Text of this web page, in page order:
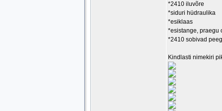
*2410 iluvõre
*siduri hüdraulika
*esiklaas
*esistange, praegu
*2410 sobivad
Kindlasti nimekiri